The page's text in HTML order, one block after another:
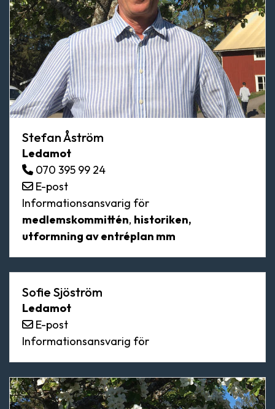
Stefan Åström
Ledamot
070 395 99 24
E-post
Informationsansvarig för
medlemskommittén, historiken,
utformning av entréplan mm
Sofie Sjöström
Ledamot
E-post
Informationsansvarig för